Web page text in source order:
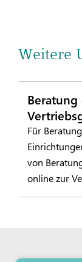
Weitere
Für
von
online zur